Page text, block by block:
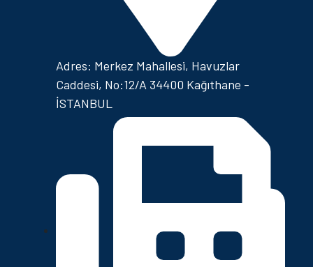
Adres: Merkez Mahallesi, Havuzlar
Caddesi, No:12/A 34400 Kağıthane -
İSTANBUL